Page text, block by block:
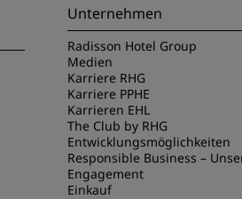
Unternehmen
Radisson Hotel Group
Medien
Karriere RHG
Karriere PPHE
Karrieren EHL
The Club by RHG
Entwicklungsmöglichkeiten
Responsible Business –
Engagement
Einkauf